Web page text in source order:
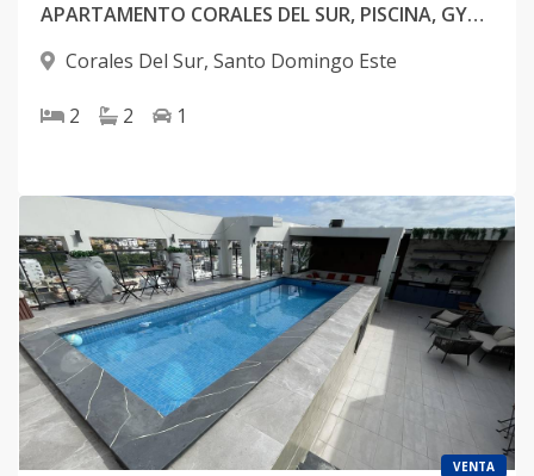
APARTAMENTO CORALES DEL SUR, PISCINA, GYM, 2 HABITACIONES
Corales Del Sur, Santo Domingo Este
2 2 1
VENTA